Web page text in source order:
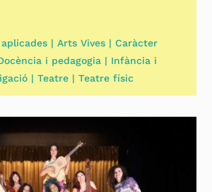
| Arts Vives | Caràcter
i pedagogia | Infància i
| Teatre | Teatre físic